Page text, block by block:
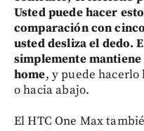
Usted puede hacer
comparación con
usted desliza el dedo.
simplemente
home, y puede hacerlo
o hacia abajo.
El HTC One Max